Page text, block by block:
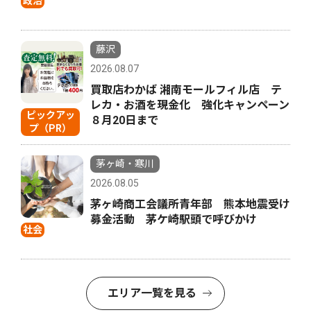
ピックアッ
プ（PR）
藤沢
2026.08.07
買取店わかば 湘南モールフィル店 テ
レカ・お酒を現金化 強化キャンペーン
８月20日まで
社会
茅ヶ崎・寒川
2026.08.05
茅ヶ崎商工会議所青年部 熊本地震受け
募金活動 茅ケ崎駅頭で呼びかけ
エリア一覧を見る